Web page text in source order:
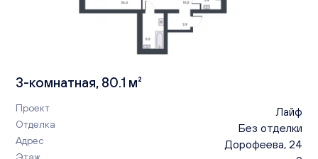
3-комнатная, 80.1 м²
Проект Лайф
Отделка Без отделки
Адрес Дорофеева, 24